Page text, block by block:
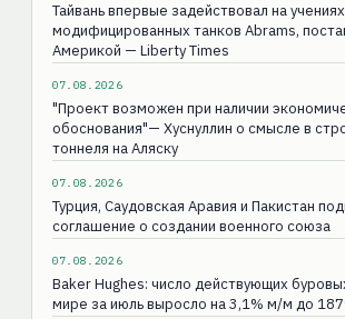
Тайвань впервые задействовал на
модифицированных танков Abrams,
Америкой — Liberty Times
07.08.2026
"Проект возможен при наличии
обоснования"— Хуснуллин о смысле в
тоннеля на Аляску
07.08.2026
Турция, Саудовская Аравия и Пакистан
соглашение о создании военного союза
07.08.2026
Baker Hughes: число действующих
мире за июль выросло на 3,1% м/м до